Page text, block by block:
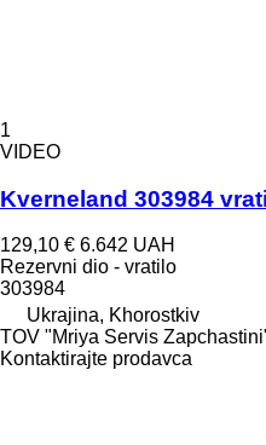
1
VIDEO
Kverneland 303984
129,10 € 6.642 UAH
Rezervni dio - vratilo
303984
Ukrajina, Khorostkiv
TOV "Mriya Servis
Kontaktirajte prodavca